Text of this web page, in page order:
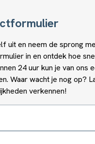
uit en neem de sprong
in en ontdek hoe
24 uur kun je van ons
Waar wacht je nog op?
verkennen!